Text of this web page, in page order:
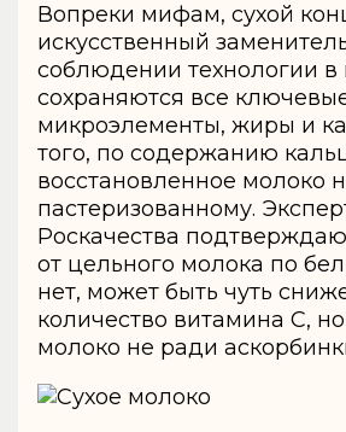
Вопреки мифам, сухой
искусственный
соблюдении технологии в
сохраняются все
микроэлементы, жиры и
того, по содержанию
восстановленное молоко
пастеризованному.
Роскачества
от цельного молока по
нет, может быть чуть
количество витамина С,
молоко не ради